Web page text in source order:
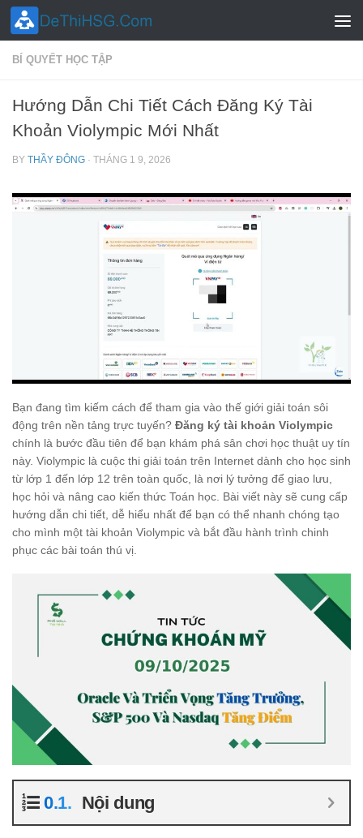
Skip to content
BÍ QUYẾT HỌC TẬP
Hướng Dẫn Chi Tiết Cách Đăng Ký Tài
Khoản Violympic Mới Nhất
BY THẦY ĐÔNG · THÁNG 1 9, 2026
Bạn đang tìm kiếm cách để tham gia vào thế giới giải toán sôi
động trên nền tảng trực tuyến? Đăng ký tài khoản Violympic
chính là bước đầu tiên để bạn khám phá sân chơi học thuật uy tín
này. Violympic là cuộc thi giải toán trên Internet dành cho học sinh
từ lớp 1 đến lớp 12 trên toàn quốc, là nơi lý tưởng để giao lưu,
học hỏi và nâng cao kiến thức Toán học. Bài viết này sẽ cung cấp
hướng dẫn chi tiết, dễ hiểu nhất để bạn có thể nhanh chóng tạo
cho mình một tài khoản Violympic và bắt đầu hành trình chinh
phục các bài toán thú vị.
Nội dung